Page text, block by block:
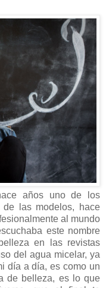
años uno de los
las modelos, hace
al mundo
este nombre
en las revistas
del agua micelar, ya
día a día, es como un
de belleza, es lo que